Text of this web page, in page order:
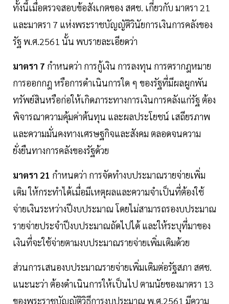
ทั้งนี้เมื่อตรวจสอบข้อสังเกตของ สศช. เกี่ยวกับ มาตรา 21
และมาตรา 7 แห่งพระราชบัญญัติวินัยการเงินการคลังของ
รัฐ พ.ศ.2561 นั้น พบรายละเอียดว่า
มาตรา 7 กำหนดว่า การกู้เงิน การลงทุน การตรากฎหมาย
การออกกฎ หรือการดำเนินการใด ๆ ของรัฐที่มีผลผูกพัน
ทรัพย์สินหรือก่อให้เกิดภาระทางการเงินการคลังแก่รัฐ ต้อง
พิจารณาความคุ้มค่าต้นทุน และผลประโยชน์ เสถียรภาพ
และความมั่นคงทางเศรษฐกิจและสังคม ตลอดจนความ
ยั่งยืนทางการคลังของรัฐด้วย
มาตรา 21 กำหนดว่า การจัดทำงบประมาณรายจ่ายเพิ่ม
เติม ให้กระทำได้เมื่อมีเหตุผลและความจําเป็นที่ต้องใช้
จ่ายเงินระหว่างปีงบประมาณ โดยไม่สามารถรองบประมาณ
รายจ่ายประจำปีงบประมาณถัดไปได้ และให้ระบุที่มาของ
เงินที่จะใช้จ่ายตามงบประมาณรายจ่ายเพิ่มเติมด้วย
ส่วนการเสนองบประมาณรายจ่ายเพิ่มเติมต่อรัฐสภา สศช.
แนะนะว่า ต้องดำเนินการให้เป็นไป ตามนัยของมาตรา 13
ของพระราชบัญญัติวิธีการงบประมาณ พ.ศ.2561 มีความ